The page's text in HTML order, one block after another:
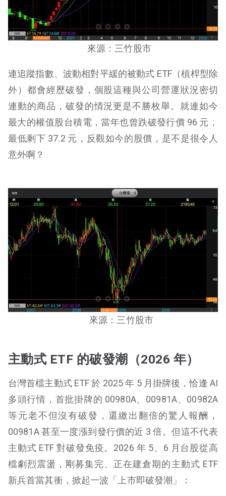
來源：三竹股市
連追蹤指數、波動相對平緩的被動式 ETF（槓桿型除
外）都會經歷破發，個股這種與公司營運狀況密切
連動的商品，破發的情況更是不勝枚舉。就連如今
最大的權值股台積電，當年也曾跌破發行價 96 元，
最低剩下 37.2 元，反觀如今的股價，是不是很令人
意外啊？
來源：三竹股市
主動式 ETF 的破發潮（2026 年）
台灣首檔主動式 ETF 於 2025 年 5 月掛牌後，恰逢 AI
多頭行情，首批掛牌的 00980A、00981A、00982A
等元老不但沒有破發，還繳出翻倍的驚人報酬，
00981A 甚至一度漲到發行價的近 3 倍。但這不代表
主動式 ETF 對破發免疫。2026 年 5、6 月台股從高
檔劇烈震盪，剛募集完、正在建倉期的主動式 ETF
新兵首當其衝，掀起一波「上市即破發潮」：